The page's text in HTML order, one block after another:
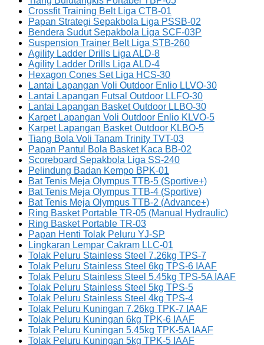
Crossfit Training Belt Liga CTB-01
Papan Strategi Sepakbola Liga PSSB-02
Bendera Sudut Sepakbola Liga SCF-03P
Suspension Trainer Belt Liga STB-260
Agility Ladder Drills Liga ALD-8
Agility Ladder Drills Liga ALD-4
Hexagon Cones Set Liga HCS-30
Lantai Lapangan Voli Outdoor Enlio LLVO-30
Lantai Lapangan Futsal Outdoor LLFO-30
Lantai Lapangan Basket Outdoor LLBO-30
Karpet Lapangan Voli Outdoor Enlio KLVO-5
Karpet Lapangan Basket Outdoor KLBO-5
Tiang Bola Voli Tanam Trinity TVT-03
Papan Pantul Bola Basket Kaca BB-02
Scoreboard Sepakbola Liga SS-240
Pelindung Badan Kempo BPK-01
Bat Tenis Meja Olympus TTB-5 (Sportive+)
Bat Tenis Meja Olympus TTB-4 (Sportive)
Bat Tenis Meja Olympus TTB-2 (Advance+)
Ring Basket Portable TR-05 (Manual Hydraulic)
Ring Basket Portable TR-03
Papan Henti Tolak Peluru YJ-SP
Lingkaran Lempar Cakram LLC-01
Tolak Peluru Stainless Steel 7.26kg TPS-7
Tolak Peluru Stainless Steel 6kg TPS-6 IAAF
Tolak Peluru Stainless Steel 5.45kg TPS-5A IAAF
Tolak Peluru Stainless Steel 5kg TPS-5
Tolak Peluru Stainless Steel 4kg TPS-4
Tolak Peluru Kuningan 7.26kg TPK-7 IAAF
Tolak Peluru Kuningan 6kg TPK-6 IAAF
Tolak Peluru Kuningan 5.45kg TPK-5A IAAF
Tolak Peluru Kuningan 5kg TPK-5 IAAF